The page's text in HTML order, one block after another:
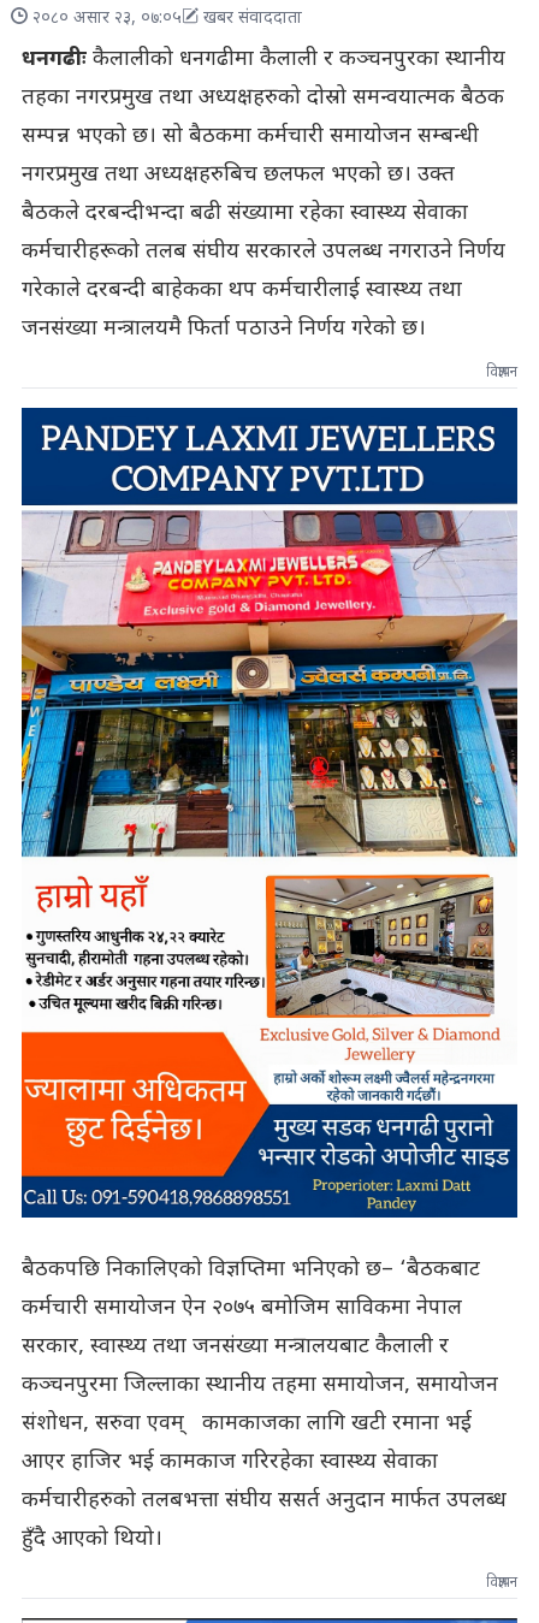
२०८० असार २३, ०७:०५ खबर संवाददाता
धनगढीःकैलालीको धनगढीमा कैलाली र कञ्चनपुरका स्थानीय
तहका नगरप्रमुख तथा अध्यक्षहरुको दोस्रो समन्वयात्मक बैठक
सम्पन्न भएको छ। सो बैठकमा कर्मचारी समायोजन सम्बन्धी
नगरप्रमुख तथा अध्यक्षहरुबिच छलफल भएको छ। उक्त
बैठकले दरबन्दीभन्दा बढी संख्यामा रहेका स्वास्थ्य सेवाका
कर्मचारीहरूको तलब संघीय सरकारले उपलब्ध नगराउने निर्णय
गरेकाले दरबन्दी बाहेकका थप कर्मचारीलाई स्वास्थ्य तथा
जनसंख्या मन्त्रालयमै फिर्ता पठाउने निर्णय गरेको छ।
विज्ञापन
बैठकपछि निकालिएको विज्ञप्तिमा भनिएको छ– ‘बैठकबाट
कर्मचारी समायोजन ऐन २०७५ बमोजिम साविकमा नेपाल
सरकार, स्वास्थ्य तथा जनसंख्या मन्त्रालयबाट कैलाली र
कञ्चनपुरमा जिल्लाका स्थानीय तहमा समायोजन, समायोजन
संशोधन, सरुवा एवम् कामकाजका लागि खटी रमाना भई
आएर हाजिर भई कामकाज गरिरहेका स्वास्थ्य सेवाका
कर्मचारीहरुको तलबभत्ता संघीय ससर्त अनुदान मार्फत उपलब्ध
हुँदै आएको थियो।
विज्ञापन